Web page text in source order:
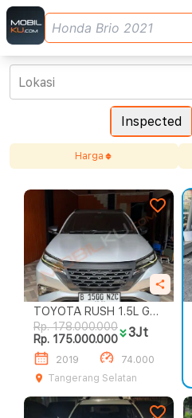
Inspected
Lokasi
Harga
TOYOTA RUSH 1.5L G
A/T
Rp. 178.000.000
Rp. 175.000.000
3Jt
2019
74.000
Tangerang Selatan